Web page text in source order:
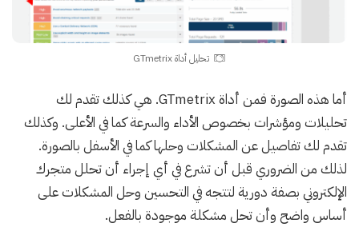
تحليل أداة GTmetrix
أما هذه الصورة فمن أداة GTmetrix. هي كذلك تقدم لك
تحليلات ومؤشرات بخصوص الأداء والسرعة كما في الأعلى. وكذلك
تقدم لك تفاصيل عن المشكلات وحلها كما في الأسفل بالصورة.
لذلك من الضروري قبل أن تشرع في أي إجراء أن تحلل متجرك
الإلكتروني بصفة دورية لتتجه في التحسين وحل المشكلات على
أساس واضح وأن تحل مشكلة موجودة بالفعل.